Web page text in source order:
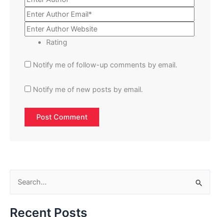
Rating
Notify me of follow-up comments by email.
Notify me of new posts by email.
a
Recent Posts